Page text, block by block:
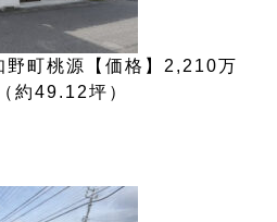
野町桃源【価格】2,210万
約49.12坪）